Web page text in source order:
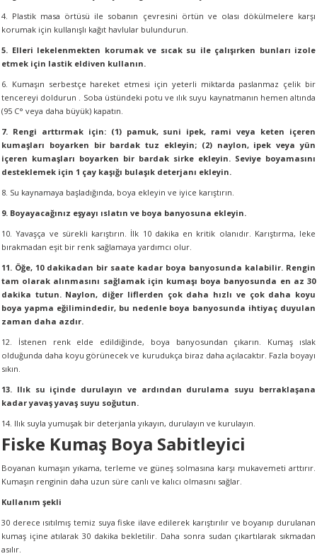
4. Plastik masa örtüsü ile sobanın çevresini örtün ve olası dökülmelere karşı
korumak için kullanışlı kağıt havlular bulundurun.
5. Elleri lekelenmekten korumak ve sıcak su ile çalışırken bunları izole
etmek için lastik eldiven kullanın.
6. Kumaşın serbestçe hareket etmesi için yeterli miktarda paslanmaz çelik bir
tencereyi doldurun . Soba üstündeki potu ve ılık suyu kaynatmanın hemen altında
(95 C° veya daha büyük) kapatın.
7. Rengi arttırmak için: (1) pamuk, suni ipek, rami veya keten içeren
kumaşları boyarken bir bardak tuz ekleyin; (2) naylon, ipek veya yün
içeren kumaşları boyarken bir bardak sirke ekleyin. Seviye boyamasını
desteklemek için 1 çay kaşığı bulaşık deterjanı ekleyin.
8. Su kaynamaya başladığında, boya ekleyin ve iyice karıştırın.
9. Boyayacağınız eşyayı ıslatın ve boya banyosuna ekleyin.
10. Yavaşça ve sürekli karıştırın. İlk 10 dakika en kritik olanıdır. Karıştırma, leke
bırakmadan eşit bir renk sağlamaya yardımcı olur.
11. Öğe, 10 dakikadan bir saate kadar boya banyosunda kalabilir. Rengin
tam olarak alınmasını sağlamak için kumaşı boya banyosunda en az 30
dakika tutun. Naylon, diğer liflerden çok daha hızlı ve çok daha koyu
boya yapma eğilimindedir, bu nedenle boya banyosunda ihtiyaç duyulan
zaman daha azdır.
12. İstenen renk elde edildiğinde, boya banyosundan çıkarın. Kumaş ıslak
olduğunda daha koyu görünecek ve kurudukça biraz daha açılacaktır. Fazla boyayı
sıkın.
13. Ilık su içinde durulayın ve ardından durulama suyu berraklaşana
kadar yavaş yavaş suyu soğutun.
14. Ilık suyla yumuşak bir deterjanla yıkayın, durulayın ve kurulayın.
Fiske Kumaş Boya Sabitleyici
Boyanan kumaşın yıkama, terleme ve güneş solmasına karşı mukavemeti arttırır.
Kumaşın renginin daha uzun süre canlı ve kalıcı olmasını sağlar.
Kullanım şekli
30 derece ısıtılmış temiz suya fiske ilave edilerek karıştırılır ve boyanıp durulanan
kumaş içine atılarak 30 dakika bekletilir. Daha sonra sudan çıkartılarak sıkmadan
asılır.